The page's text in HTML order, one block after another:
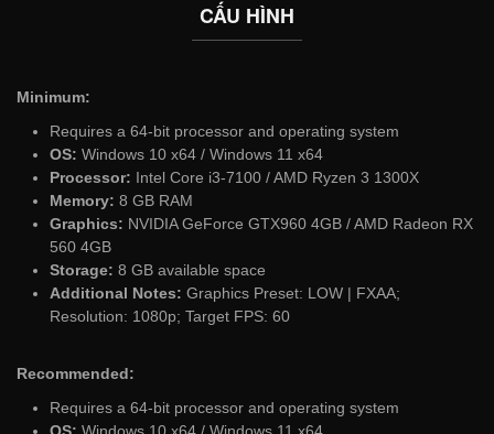
CẤU HÌNH
Minimum:
Requires a 64-bit processor and operating system
OS: Windows 10 x64 / Windows 11 x64
Processor: Intel Core i3-7100 / AMD Ryzen 3 1300X
Memory: 8 GB RAM
Graphics: NVIDIA GeForce GTX960 4GB / AMD Radeon RX
560 4GB
Storage: 8 GB available space
Additional Notes: Graphics Preset: LOW | FXAA;
Resolution: 1080p; Target FPS: 60
Recommended:
Requires a 64-bit processor and operating system